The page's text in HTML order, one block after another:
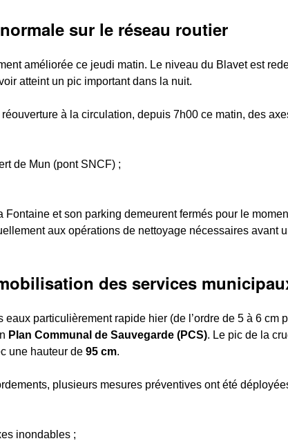
sur le réseau routier
améliorée ce jeudi matin. Le niveau du Blavet est
atteint un pic important dans la nuit.
à la circulation, depuis 7h00 ce matin, des
de Mun (pont SNCF) ;
Fontaine et son parking demeurent fermés pour le
aux opérations de nettoyage nécessaires avant
des services
eaux particulièrement rapide hier (de l’ordre de 5 à 6 cm
Plan Communal de Sauvegarde (PCS). Le pic de la
une hauteur de 95 cm.
plusieurs mesures préventives ont été
inondables ;